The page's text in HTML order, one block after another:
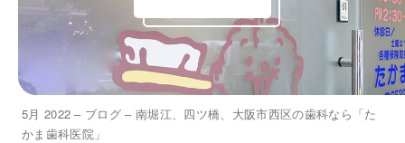
5月 2022 – ブログ – 南堀江、四ツ橋、大阪市西区の歯科なら「た
かま歯科医院」